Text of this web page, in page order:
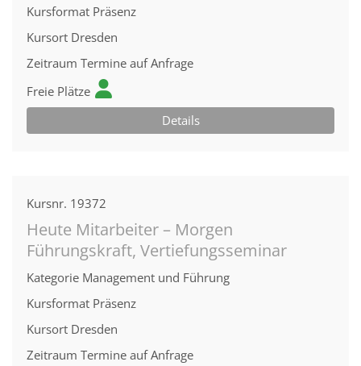
Kursformat Präsenz
Kursort Dresden
Zeitraum Termine auf Anfrage
Freie Plätze
Details
Kursnr. 19372
Heute Mitarbeiter – Morgen
Führungskraft, Vertiefungsseminar
Kategorie Management und Führung
Kursformat Präsenz
Kursort Dresden
Zeitraum Termine auf Anfrage